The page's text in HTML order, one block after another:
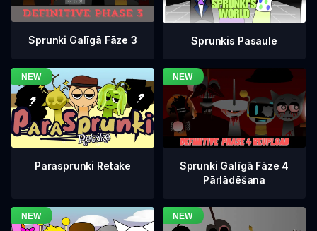
Sprunki Galīgā Fāze 3 Sprunkis Pasaule
Parasprunki Retake
Sprunki Galīgā Fāze 4
Pārlādēšana